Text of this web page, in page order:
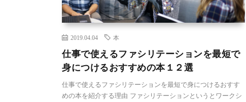
2019.04.04 本
仕事で使えるファシリテーションを最短で
身につけるおすすめの本１２選
仕事で使えるファシリテーションを最短で身につけるおすす
めの本を紹介する理由 ファシリテーションというとワークシ